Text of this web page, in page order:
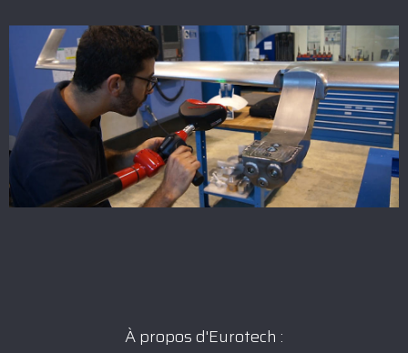
À propos d'Eurotech :